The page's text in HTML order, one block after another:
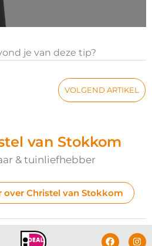
je van deze tip?
VOLGEND ARTIKEL
van Stokkom
& tuinliefhebber
over Christel van Stokkom